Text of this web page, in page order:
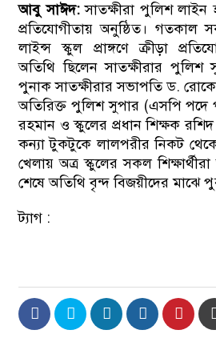
আবু সাঈদ:সাতক্ষীরা পুলিশ লাইন
প্রতিযোগীতায় অনুষ্ঠিত। গতকাল
লাইন্স স্কুল প্রাঙ্গণে ক্রীড়া
অতিথি ছিলেন সাতক্ষীরার
পুনাক সাতক্ষীরার সভাপতি ড.
অতিরিক্ত পুলিশ সুপার (এসপি পদে
রহমান ও স্কুলের প্রধান শিক্ষক
কন্যা টুকটুকে লালপরীর নিকট
খেলায় অত্র স্কুলের সকল
শেষে অতিথি বৃন্দ বিজয়ীদের মাঝে
ট্যাগ :